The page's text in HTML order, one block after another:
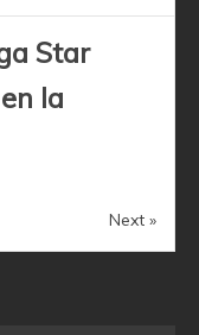
Star
la
Next »